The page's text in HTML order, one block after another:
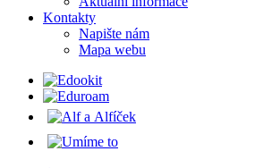
Kontakty
Napište nám
Mapa webu